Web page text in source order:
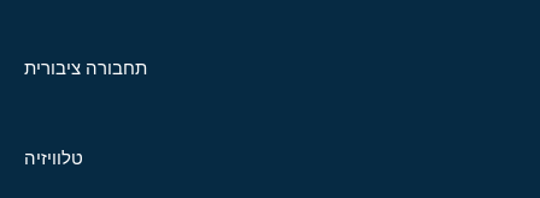
תחבורה ציבורית
טלוויזיה